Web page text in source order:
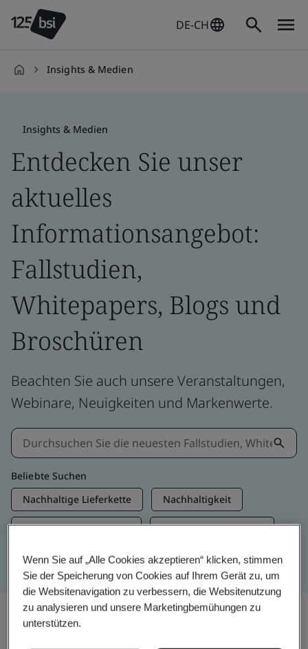
DE-CH
Insights & Medien
Insights & Medien
Entdecken Sie unser
aktuelles
Informationsangebot:
Fallstudien,
Whitepapers, Blogs und
Broschüren
Beachten Sie auch unsere Veranstaltungen,
Webinare, Neuigkeiten und Markenwerte.
Beliebte Suchen
Nachhaltige Lieferkette
Nachhaltigkeit
Informationssicherheit Künstliche Intelligenz
Net Zero
Wenn Sie auf „Alle Cookies akzeptieren“ klicken, stimmen
Sie der Speicherung von Cookies auf Ihrem Gerät zu, um
die Websitenavigation zu verbessern, die Websitenutzung
zu analysieren und unsere Marketingbemühungen zu
unterstützen.